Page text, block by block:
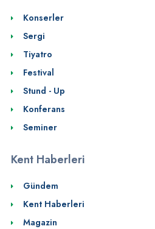
Konserler
Sergi
Tiyatro
Festival
Stund - Up
Konferans
Seminer
Kent Haberleri
Gündem
Kent Haberleri
Magazin